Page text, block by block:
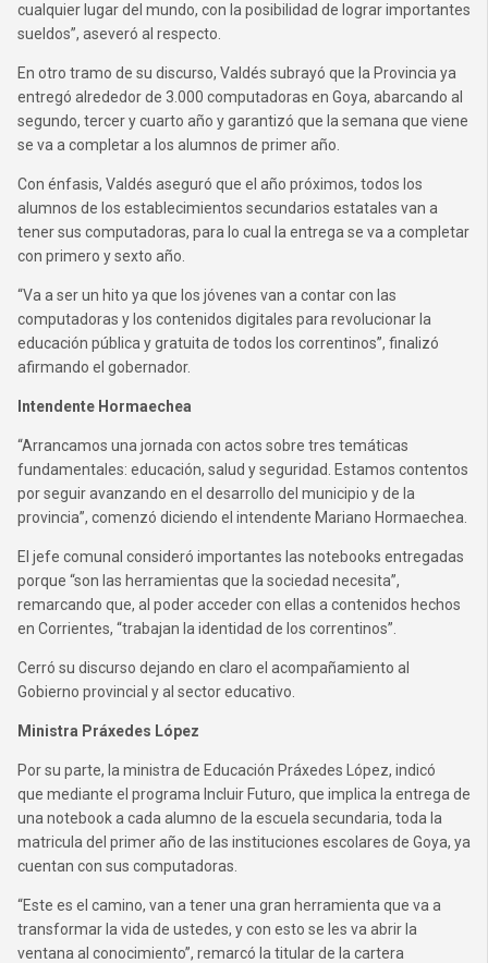
cualquier lugar del mundo, con la posibilidad de lograr importantes
sueldos”, aseveró al respecto.
En otro tramo de su discurso, Valdés subrayó que la Provincia ya
entregó alrededor de 3.000 computadoras en Goya, abarcando al
segundo, tercer y cuarto año y garantizó que la semana que viene
se va a completar a los alumnos de primer año.
Con énfasis, Valdés aseguró que el año próximos, todos los
alumnos de los establecimientos secundarios estatales van a
tener sus computadoras, para lo cual la entrega se va a completar
con primero y sexto año.
“Va a ser un hito ya que los jóvenes van a contar con las
computadoras y los contenidos digitales para revolucionar la
educación pública y gratuita de todos los correntinos”, finalizó
afirmando el gobernador.
Intendente Hormaechea
“Arrancamos una jornada con actos sobre tres temáticas
fundamentales: educación, salud y seguridad. Estamos contentos
por seguir avanzando en el desarrollo del municipio y de la
provincia”, comenzó diciendo el intendente Mariano Hormaechea.
El jefe comunal consideró importantes las notebooks entregadas
porque “son las herramientas que la sociedad necesita”,
remarcando que, al poder acceder con ellas a contenidos hechos
en Corrientes, “trabajan la identidad de los correntinos”.
Cerró su discurso dejando en claro el acompañamiento al
Gobierno provincial y al sector educativo.
Ministra Práxedes López
Por su parte, la ministra de Educación Práxedes López, indicó
que mediante el programa Incluir Futuro, que implica la entrega de
una notebook a cada alumno de la escuela secundaria, toda la
matricula del primer año de las instituciones escolares de Goya, ya
cuentan con sus computadoras.
“Este es el camino, van a tener una gran herramienta que va a
transformar la vida de ustedes, y con esto se les va abrir la
ventana al conocimiento”, remarcó la titular de la cartera